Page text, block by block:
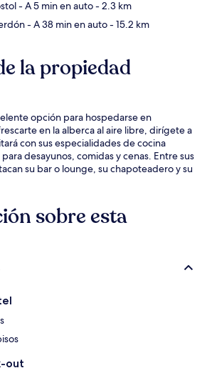
- A 5 min en auto- 2.3 km
- A 38 min en auto- 15.2 km
la propiedad
opción para hospedarse en
en la alberca al aire libre, dirígete a
con sus especialidades de cocina
desayunos, comidas y cenas. Entre sus
su bar o lounge, su chapoteadero y su
sobre esta
out